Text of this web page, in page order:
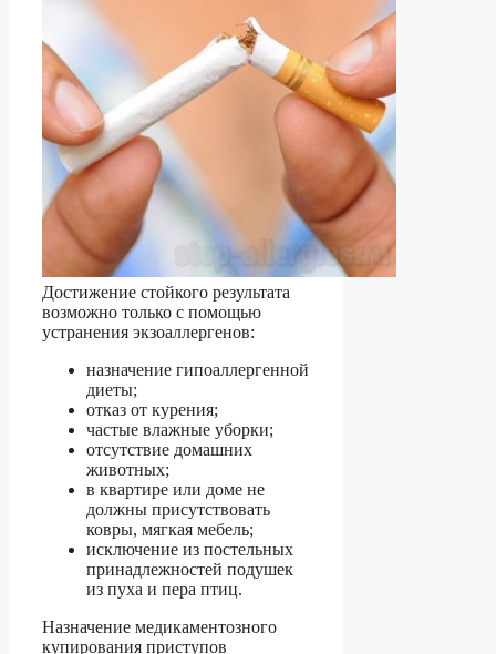
Достижение стойкого результата
возможно только с помощью
устранения экзоаллергенов:
назначение гипоаллергенной
диеты;
отказ от курения;
частые влажные уборки;
отсутствие домашних
животных;
в квартире или доме не
должны присутствовать
ковры, мягкая мебель;
исключение из постельных
принадлежностей подушек
из пуха и пера птиц.
Назначение медикаментозного
купирования приступов